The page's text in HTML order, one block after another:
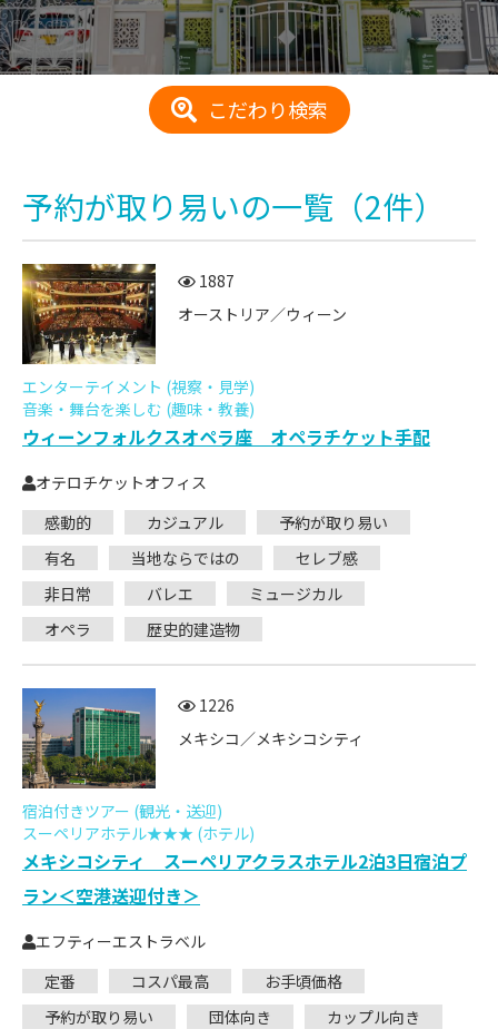
予約が取り易いの一覧 （2件）
1887
オーストリア／ウィーン
エンターテイメント (視察・見学)
音楽・舞台を楽しむ (趣味・教養)
ウィーンフォルクスオペラ座 オペラチケット手配
オテロチケットオフィス
感動的
カジュアル
予約が取り易い
有名
当地ならではの
セレブ感
非日常
バレエ
ミュージカル
オペラ
歴史的建造物
1226
メキシコ／メキシコシティ
宿泊付きツアー (観光・送迎)
スーペリアホテル★★★ (ホテル)
メキシコシティ スーペリアクラスホテル2泊3日宿泊プ
ラン＜空港送迎付き＞
エフティーエストラベル
定番
コスパ最高
お手頃価格
予約が取り易い
団体向き
カップル向き
こだわり検索